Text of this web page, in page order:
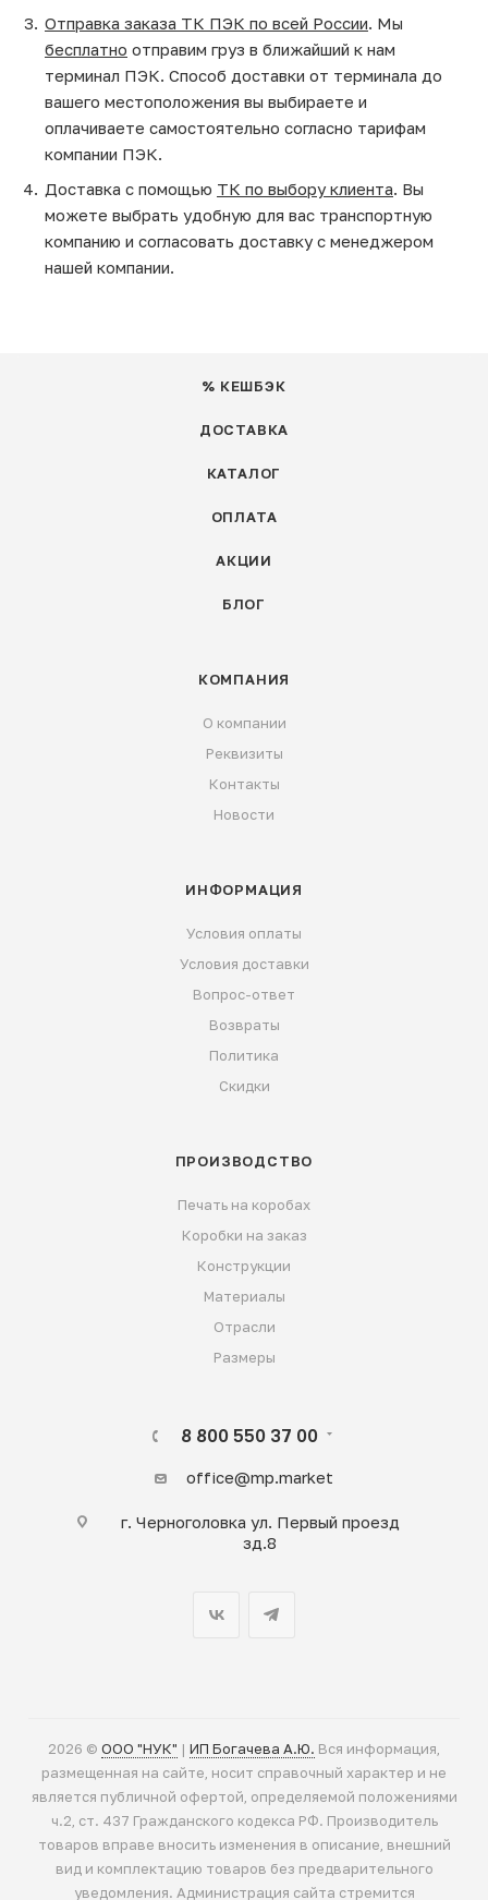
Отправка заказа ТК ПЭК по всей России. Мы
бесплатно отправим груз в ближайший к нам
терминал ПЭК. Способ доставки от терминала до
вашего местоположения вы выбираете и
оплачиваете самостоятельно согласно тарифам
компании ПЭК.
Доставка с помощью ТК по выбору клиента. Вы
можете выбрать удобную для вас транспортную
компанию и согласовать доставку с менеджером
нашей компании.
% КЕШБЭК
ДОСТАВКА
КАТАЛОГ
ОПЛАТА
АКЦИИ
БЛОГ
КОМПАНИЯ
О компании
Реквизиты
Контакты
Новости
ИНФОРМАЦИЯ
Условия оплаты
Условия доставки
Вопрос-ответ
Возвраты
Политика
Скидки
ПРОИЗВОДСТВО
Печать на коробах
Коробки на заказ
Конструкции
Материалы
Отрасли
Размеры
8 800 550 37 00
office@mp.market
г. Черноголовка ул. Первый проезд
зд.8
2026 © ООО "НУК" | ИП Богачева А.Ю. Вся информация,
размещенная на сайте, носит справочный характер и не
является публичной офертой, определяемой положениями
ч.2, ст. 437 Гражданского кодекса РФ. Производитель
товаров вправе вносить изменения в описание, внешний
вид и комплектацию товаров без предварительного
уведомления. Администрация сайта стремится